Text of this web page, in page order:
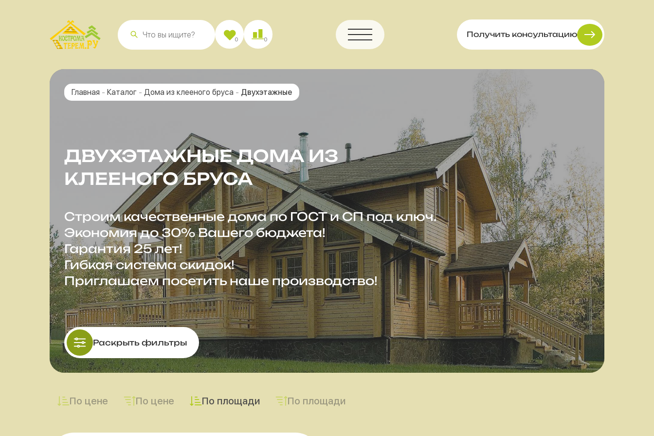
0 0
Получить консультацию
Главная - Каталог - Дома из клееного бруса - Двухэтажные
ДВУХЭТАЖНЫЕ ДОМА ИЗ
КЛЕЕНОГО БРУСА
Строим качественные дома по ГОСТ и СП под ключ.
Экономия до 30% Вашего бюджета!
Гарантия 25 лет!
Гибкая система скидок!
Приглашаем посетить наше производство!
Раскрыть фильтры
По цене По цене По площади По площади